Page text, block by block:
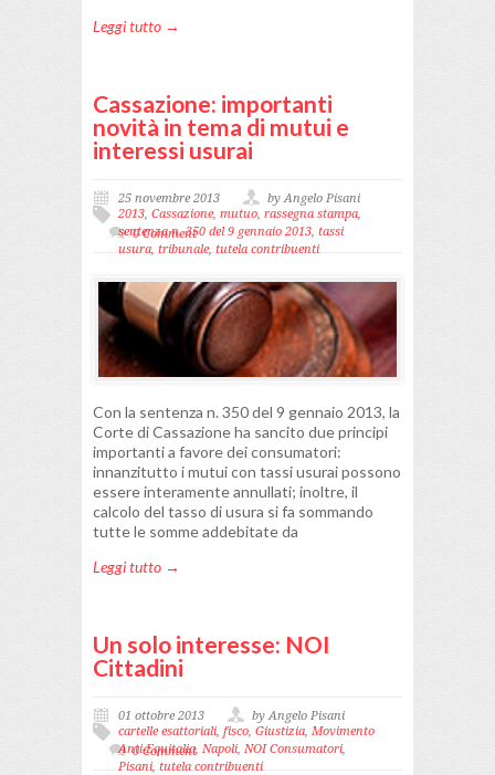
Leggi tutto →
Cassazione: importanti
novità in tema di mutui e
interessi usurai
25 novembre 2013
by Angelo Pisani
2013, Cassazione, mutuo, rassegna stampa,
sentenza n. 350 del 9 gennaio 2013, tassi
usura, tribunale, tutela contribuenti
0 Comment
Con la sentenza n. 350 del 9 gennaio 2013, la
Corte di Cassazione ha sancito due principi
importanti a favore dei consumatori:
innanzitutto i mutui con tassi usurai possono
essere interamente annullati; inoltre, il
calcolo del tasso di usura si fa sommando
tutte le somme addebitate da
Leggi tutto →
Un solo interesse: NOI
Cittadini
01 ottobre 2013
by Angelo Pisani
cartelle esattoriali, fisco, Giustizia, Movimento
Anti-Equitalia, Napoli, NOI Consumatori,
Pisani, tutela contribuenti
0 Comment